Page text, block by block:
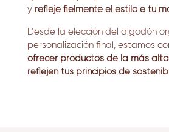
y refleje fielmente el estilo e tu
Desde la elección del algodón
personalización final, estamos
ofrecer productos de la más
reflejen tus principios de